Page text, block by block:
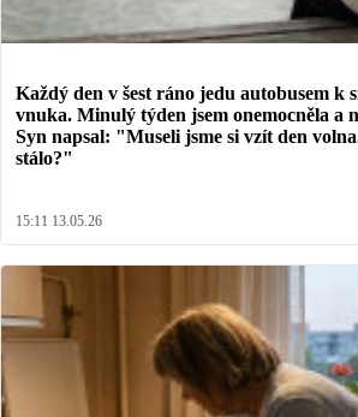
Každý den v šest ráno jedu autobusem k
vnuka. Minulý týden jsem onemocněla a
Syn napsal: "Museli jsme si vzít den
stálo?"
15:11 13.05.26